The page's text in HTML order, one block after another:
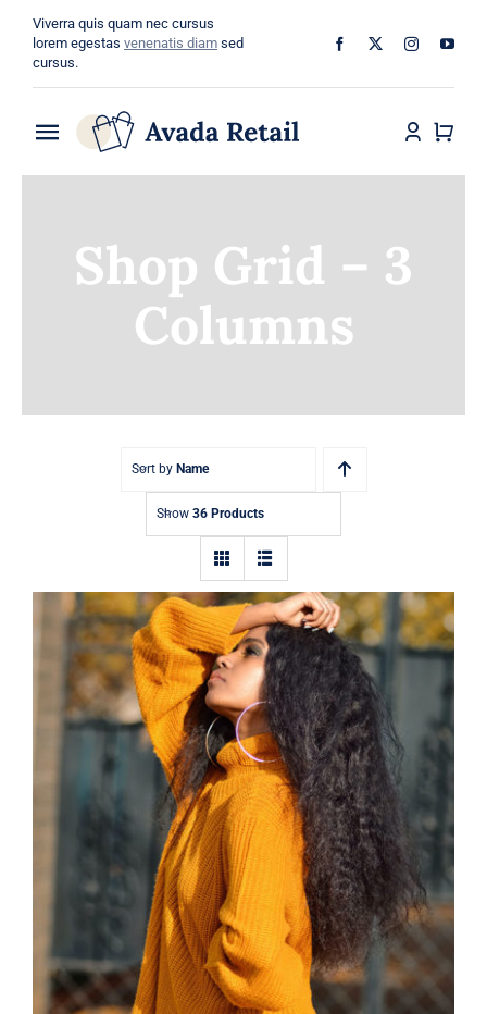
content
Viverra quis quam nec cursus
lorem egestas venenatis diam sed
cursus.
Toggle
Navigation
Shop Grid – 3
Columns
Sort by Name
Show 36 Products
Wool Turtleneck Sweater